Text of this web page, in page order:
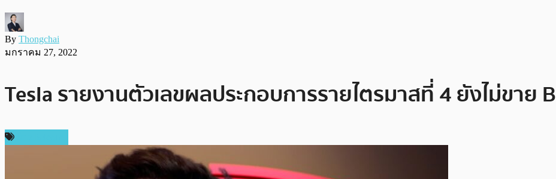
By Thongchai
มกราคม 27, 2022
Tesla รายงานตัวเลขผลประกอบการรายไตรมาสที่ 4 ยังไม่ขาย